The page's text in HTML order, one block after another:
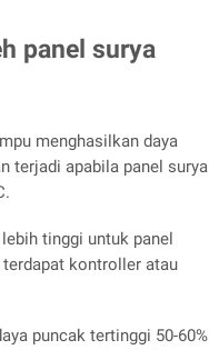
panel surya
menghasilkan daya
terjadi apabila panel surya
tinggi untuk panel
kontroller atau
puncak tertinggi 50-60%